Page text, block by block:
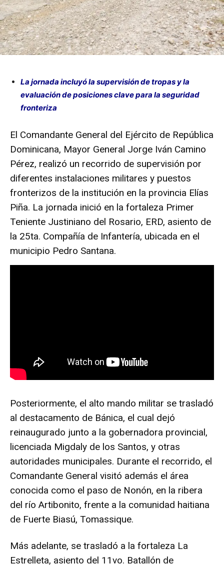
La jornada incluyó la supervisión de tropas y la
evaluación de posiciones clave para la seguridad
fronteriza
El Comandante General del Ejército de República
Dominicana, Mayor General Jorge Iván Camino
Pérez, realizó un recorrido de supervisión por
diferentes instalaciones militares y puestos
fronterizos de la institución en la provincia Elías
Piña. La jornada inició en la fortaleza Primer
Teniente Justiniano del Rosario, ERD, asiento de
la 25ta. Compañía de Infantería, ubicada en el
municipio Pedro Santana.
Posteriormente, el alto mando militar se trasladó
al destacamento de Bánica, el cual dejó
reinaugurado junto a la gobernadora provincial,
licenciada Migdaly de los Santos, y otras
autoridades municipales. Durante el recorrido, el
Comandante General visitó además el área
conocida como el paso de Nonón, en la ribera
del río Artibonito, frente a la comunidad haitiana
de Fuerte Biasú, Tomassique.
Más adelante, se trasladó a la fortaleza La
Estrelleta, asiento del 11vo. Batallón de